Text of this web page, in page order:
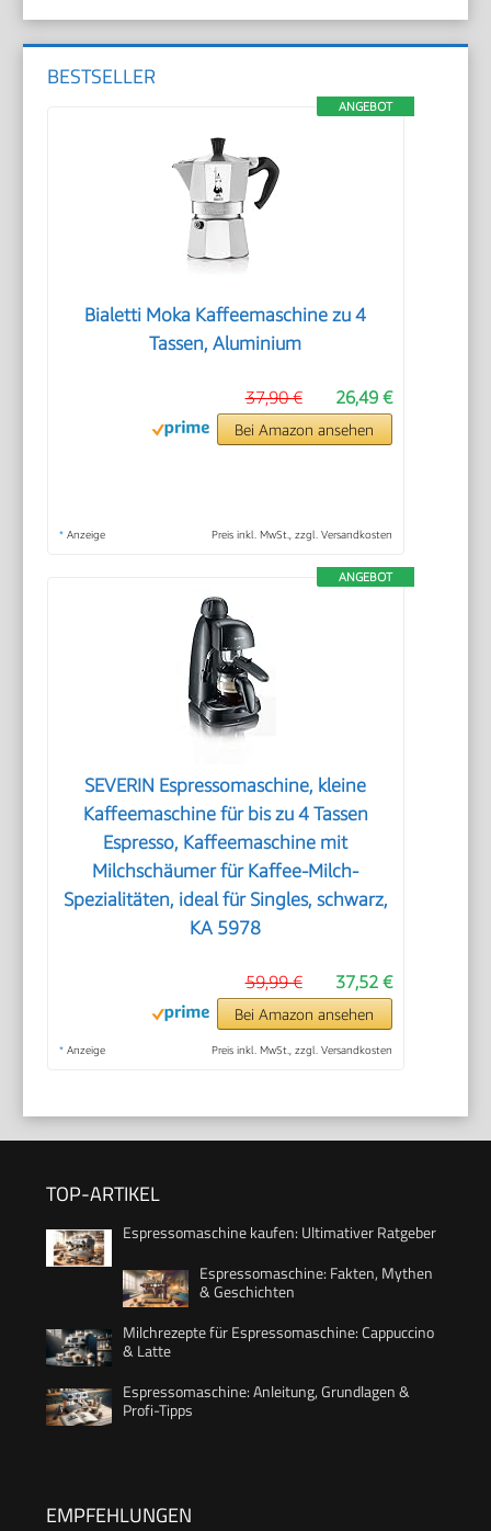
BESTSELLER
ANGEBOT
Bialetti Moka Kaffeemaschine zu 4
Tassen, Aluminium
26,49 €
37,90 €
Bei Amazon ansehen
* Anzeige Preis inkl. MwSt., zzgl. Versandkosten
ANGEBOT
SEVERIN Espressomaschine, kleine
Kaffeemaschine für bis zu 4 Tassen
Espresso, Kaffeemaschine mit
Milchschäumer für Kaffee-Milch-
Spezialitäten, ideal für Singles, schwarz,
KA 5978
37,52 €
59,99 €
Bei Amazon ansehen
* Anzeige Preis inkl. MwSt., zzgl. Versandkosten
TOP-ARTIKEL
Espressomaschine kaufen: Ultimativer Ratgeber
Espressomaschine: Fakten, Mythen
& Geschichten
Milchrezepte für Espressomaschine: Cappuccino
& Latte
Espressomaschine: Anleitung, Grundlagen &
Profi-Tipps
EMPFEHLUNGEN